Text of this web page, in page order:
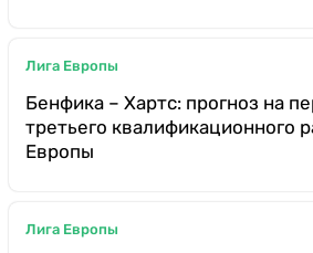
Лига Европы
Бенфика – Хартс: прогноз на
третьего квалификационного
Европы
Лига Европы